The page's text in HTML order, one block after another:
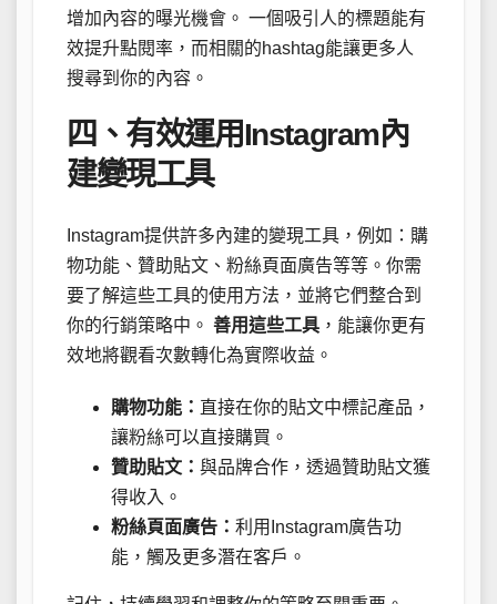
增加內容的曝光機會。 一個吸引人的標題能有
效提升點閱率，而相關的hashtag能讓更多人
搜尋到你的內容。
四、有效運用Instagram內
建變現工具
Instagram提供許多內建的變現工具，例如：購
物功能、贊助貼文、粉絲頁面廣告等等。你需
要了解這些工具的使用方法，並將它們整合到
你的行銷策略中。 善用這些工具 ，能讓你更有
效地將觀看次數轉化為實際收益。
購物功能： 直接在你的貼文中標記產品，
讓粉絲可以直接購買。
贊助貼文： 與品牌合作，透過贊助貼文獲
得收入。
粉絲頁面廣告： 利用Instagram廣告功
能，觸及更多潛在客戶。